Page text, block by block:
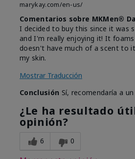
marykay.com/en-us/
Comentarios sobre MKMen®
I decided to buy this since it was
and I'm really enjoying it! It
doesn't have much of a scent to
my skin.
Mostrar Traducción
Conclusión Sí, recomendaría a
¿Le ha resultado
opinión?
6 0